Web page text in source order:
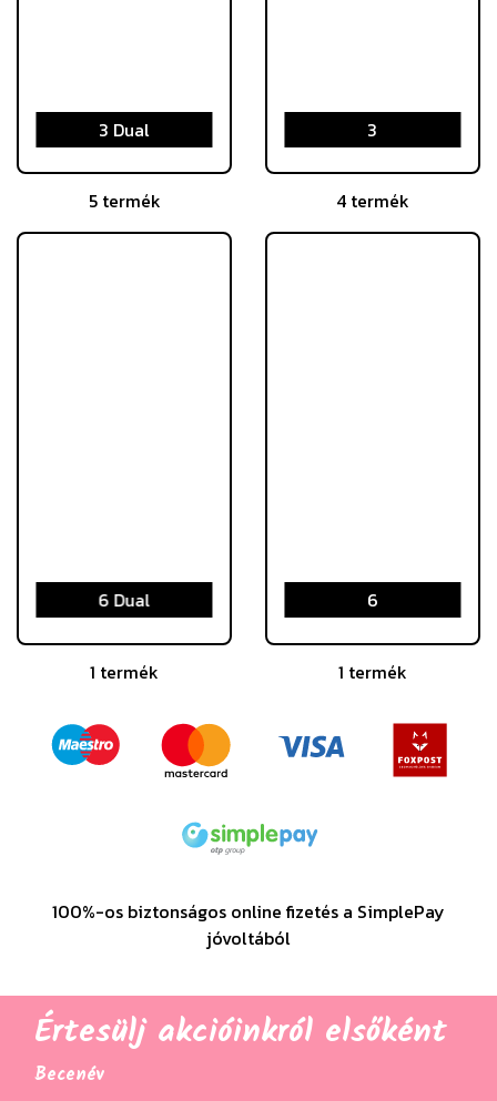
3 Dual
5 termék
3
4 termék
6 Dual
1 termék
6
1 termék
100%-os biztonságos online fizetés a SimplePay
jóvoltából
Értesülj akcióinkról elsőként
Becenév